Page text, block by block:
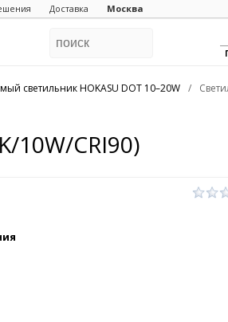
Доставка Москва
светильник HOKASU DOT 10–20W /
10W/CRI90)